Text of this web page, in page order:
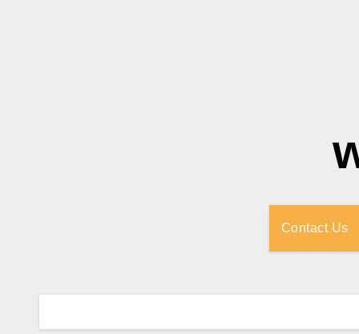
Contact Us